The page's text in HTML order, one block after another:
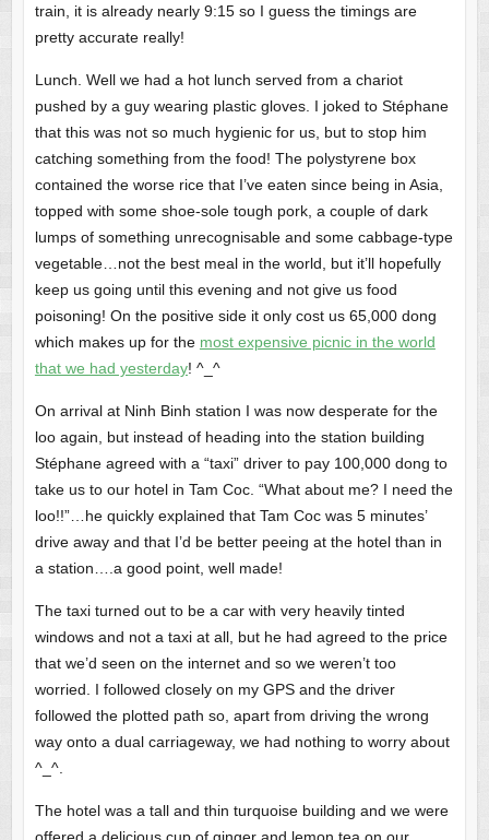
train, it is already nearly 9:15 so I guess the timings are
pretty accurate really!
Lunch. Well we had a hot lunch served from a chariot
pushed by a guy wearing plastic gloves. I joked to Stéphane
that this was not so much hygienic for us, but to stop him
catching something from the food! The polystyrene box
contained the worse rice that I’ve eaten since being in Asia,
topped with some shoe-sole tough pork, a couple of dark
lumps of something unrecognisable and some cabbage-type
vegetable…not the best meal in the world, but it’ll hopefully
keep us going until this evening and not give us food
poisoning! On the positive side it only cost us 65,000 dong
which makes up for the most expensive picnic in the world
that we had yesterday! ^_^
On arrival at Ninh Binh station I was now desperate for the
loo again, but instead of heading into the station building
Stéphane agreed with a “taxi” driver to pay 100,000 dong to
take us to our hotel in Tam Coc. “What about me? I need the
loo!!”…he quickly explained that Tam Coc was 5 minutes’
drive away and that I’d be better peeing at the hotel than in
a station….a good point, well made!
The taxi turned out to be a car with very heavily tinted
windows and not a taxi at all, but he had agreed to the price
that we’d seen on the internet and so we weren’t too
worried. I followed closely on my GPS and the driver
followed the plotted path so, apart from driving the wrong
way onto a dual carriageway, we had nothing to worry about
^_^.
The hotel was a tall and thin turquoise building and we were
offered a delicious cup of ginger and lemon tea on our